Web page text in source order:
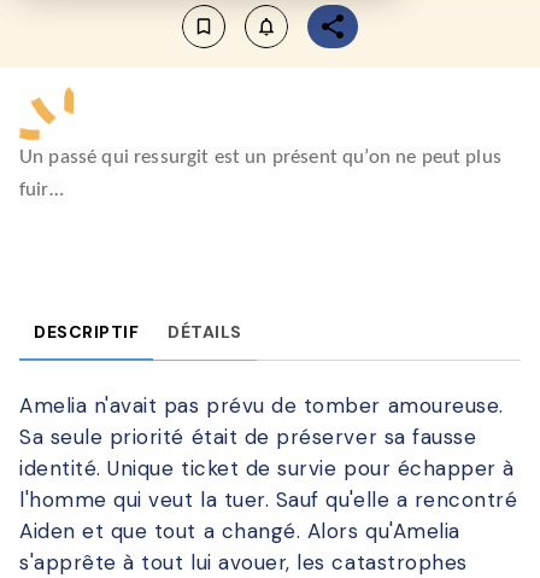
bookmark_border notifications_none_outlined
Un passé qui ressurgit est un présent qu’on ne peut plus
fuir…
DESCRIPTIF DÉTAILS
Amelia n'avait pas prévu de tomber amoureuse.
Sa seule priorité était de préserver sa fausse
identité. Unique ticket de survie pour échapper à
l'homme qui veut la tuer. Sauf qu'elle a rencontré
Aiden et que tout a changé. Alors qu'Amelia
s'apprête à tout lui avouer, les catastrophes